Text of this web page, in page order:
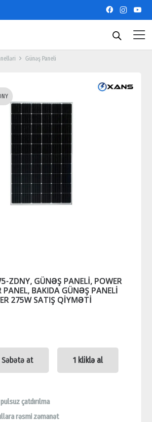
Günəş Paneli
ZDNY, GÜNƏŞ PANELİ, POWER
PANEL, BAKIDA GÜNƏŞ PANELİ
275W SATIŞ QİYMƏTİ
Səbətə at 1 kliklə al
çatdırılma
rəsmi zəmanət